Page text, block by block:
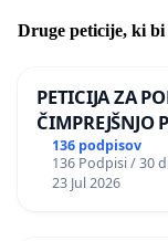
Druge peticije, ki bi
PETICIJA ZA
ČIMPREJŠNJO
BERNARDA
REPUBLIKE
136 podpisov
136 Podpisi / 30
23 Jul 2026